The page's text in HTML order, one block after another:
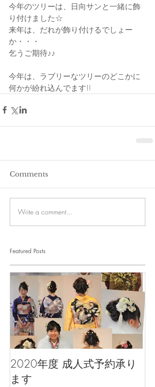
今年のツリーは、日向サンと一緒に飾
り付けました☆
来年は、だれが飾り付けるでしょー
か・・・
乞うご期待♪♪
今年は、ラブリーなツリーのどこかに
何かが紛れ込んでます!!
Comments
Write a comment...
Featured Posts
2020年度 成人式予約承り
ます